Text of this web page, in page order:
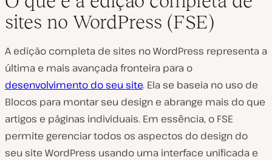
sites no WordPress (FSE)
A edição completa de sites no WordPress representa a
última e mais avançada fronteira para o
desenvolvimento do seu site. Ela se baseia no uso de
Blocos para montar seu design e abrange mais do que
artigos e páginas individuais. Em essência, o FSE
permite gerenciar todos os aspectos do design do
seu site WordPress usando uma interface unificada e